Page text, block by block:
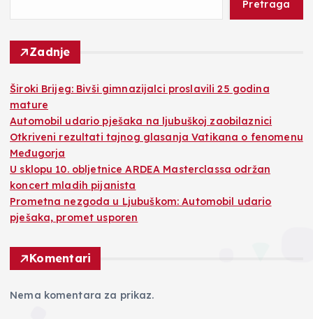
Pretraga
Zadnje
Široki Brijeg: Bivši gimnazijalci proslavili 25 godina
mature
Automobil udario pješaka na ljubuškoj zaobilaznici
Otkriveni rezultati tajnog glasanja Vatikana o fenomenu
Međugorja
U sklopu 10. obljetnice ARDEA Masterclassa održan
koncert mladih pijanista
Prometna nezgoda u Ljubuškom: Automobil udario
pješaka, promet usporen
Komentari
Nema komentara za prikaz.